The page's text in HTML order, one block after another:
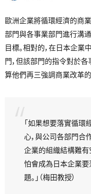
歐洲企業將循環經濟的商
部門與各事業部門進行溝
目標。相對的，在日本企
門，但該部門的指令對於
算他們再三強調商業改革
「如果想要落實循環
心，與公司各部門合
企業的組織結構難有
怕會成為日本企業
題。」（梅田教授）